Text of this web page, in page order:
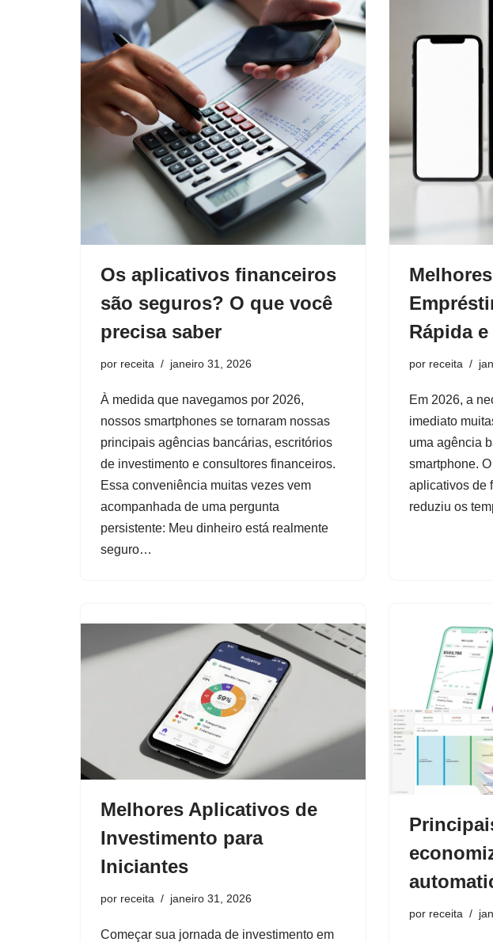
Os aplicativos financeiros
são seguros? O que você
precisa saber
por receita janeiro 31, 2026
À medida que navegamos por 2026,
nossos smartphones se tornaram nossas
principais agências bancárias, escritórios
de investimento e consultores financeiros.
Essa conveniência muitas vezes vem
acompanhada de uma pergunta
persistente: Meu dinheiro está realmente
seguro…
Rápida
por receita
Em 2026, a
imediato
uma agência
smartphone.
aplicativos de
reduziu os
Melhores Aplicativos de
Investimento para
Iniciantes
por receita janeiro 31, 2026
Começar sua jornada de investimento em
por receita